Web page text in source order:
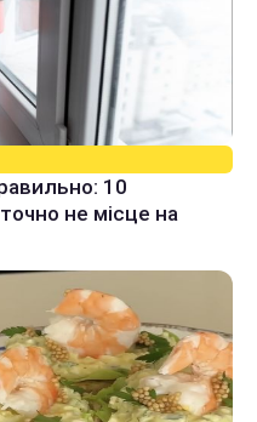
10
не місце на